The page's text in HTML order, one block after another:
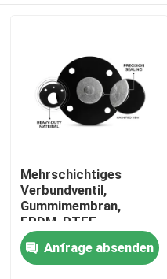
Zu Hause
Produkte
Mehrschichtiges
Verbundventil,
Gummimembran,
EPDM, PTFE,
laminierte chemische
Barriere, doppelte
Härte
Anfrage absenden